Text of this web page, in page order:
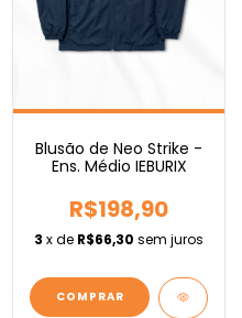
Blusão de Neo Strike -
Ens. Médio IEBURIX
R$198,90
3 x de R$66,30 sem juros
COMPRAR